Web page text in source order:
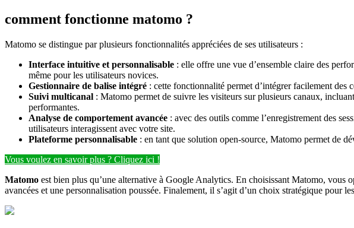
comment fonctionne matomo ?
Matomo se distingue par plusieurs fonctionnalités appréciées de ses utilisateurs :
Interface intuitive et personnalisable : elle offre une vue d’ensemble claire des
même pour les utilisateurs novices.
Gestionnaire de balise intégré : cette fonctionnalité permet d’intégrer facilement des
Suivi multicanal : Matomo permet de suivre les visiteurs sur plusieurs canaux,
performantes.
Analyse de comportement avancée : avec des outils comme l’enregistrement des
utilisateurs interagissent avec votre site.
Plateforme personnalisable : en tant que solution open-source, Matomo permet de
Vous voulez en savoir plus ? Cliquez ici !
Matomo est bien plus qu’une alternative à Google Analytics. En choisissant Matomo,
avancées et une personnalisation poussée. Finalement, il s’agit d’un choix stratégique